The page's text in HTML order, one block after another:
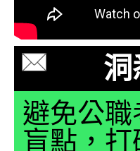
洞
避免公
盲點，